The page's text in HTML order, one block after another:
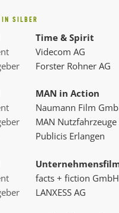
SILBER
Time & Spirit
Videcom AG
Forster Rohner AG
MAN in Action
Naumann Film
MAN Nutzfahrzeuge
Publicis Erlangen
facts + fiction
LANXESS AG